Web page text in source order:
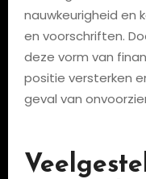
nauwkeurigheid en
en voorschriften.
deze vorm van
positie versterken
geval van